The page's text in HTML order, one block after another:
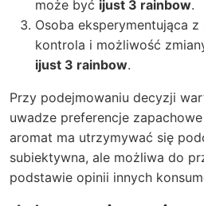
może być ijust 3 rainbow.
Osoba eksperymentująca z
kontrola i możliwość
ijust 3 rainbow.
Przy podejmowaniu decyzji
uwadze preferencje
aromat ma utrzymywać się
subiektywna, ale możliwa do
podstawie opinii innych